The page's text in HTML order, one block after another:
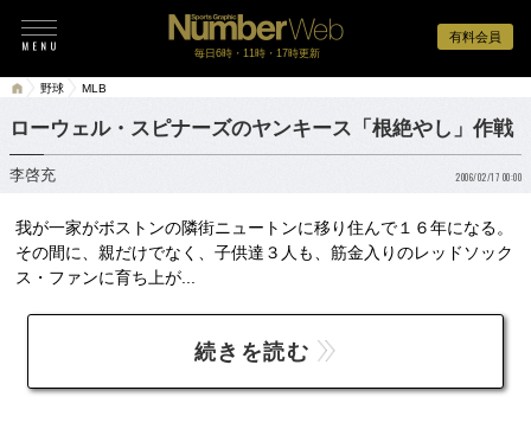
有料会員
毎日6時・11時・17時更新
野球 MLB
ローウェル・スピナーズのヤンキース「根絶やし」作戦
李啓充 2006/02/17 00:00
我が一家がボストンの隣街ニュートンに移り住んで１６年になる。
その間に、親だけでなく、子供達３人も、筋金入りのレッドソック
ス・ファンに育ち上が...
続きを読む